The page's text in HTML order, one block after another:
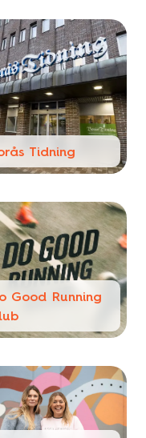
Tidning
Good Running